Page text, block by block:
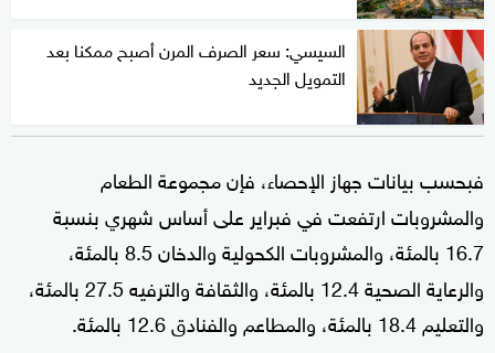
السيسي: سعر الصرف المرن أصبح ممكنا بعد
التمويل الجديد
فبحسب بيانات جهاز الإحصاء، فإن مجموعة الطعام
والمشروبات ارتفعت في فبراير على أساس شهري بنسبة
16.7 بالمئة، والمشروبات الكحولية والدخان 8.5 بالمئة،
والرعاية الصحية 12.4 بالمئة، والثقافة والترفيه 27.5 بالمئة،
والتعليم 18.4 بالمئة، والمطاعم والفنادق 12.6 بالمئة.